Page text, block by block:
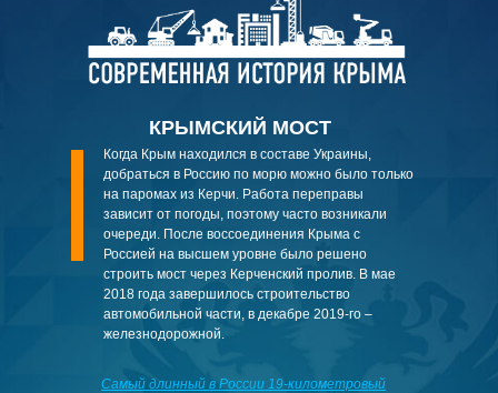
Когда Крым находился в составе Украины,
добраться в Россию по морю можно было только
на паромах из Керчи. Работа переправы
зависит от погоды, поэтому часто возникали
очереди. После воссоединения Крыма с
Россией на высшем уровне было решено
строить мост через Керченский пролив. В мае
2018 года завершилось строительство
автомобильной части, в декабре 2019-го –
железнодорожной.
Самый длинный в России 19-километровый
КРЫМСКИЙ МОСТ